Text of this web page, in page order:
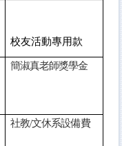
校友活動專用款
簡淑真老師獎學金
社教/文休系設備費